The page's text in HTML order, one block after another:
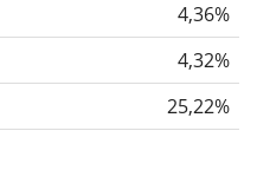
4,36%
4,32%
25,22%